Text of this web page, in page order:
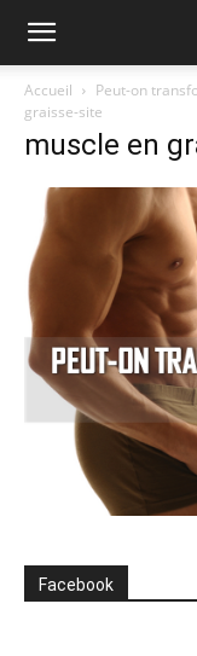
Accueil Peut-on
graisse-site
muscle en
Facebook